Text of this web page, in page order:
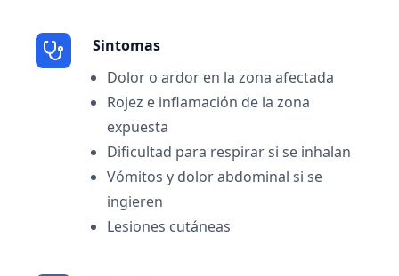
Sintomas
Dolor o ardor en la zona afectada
Rojez e inflamación de la zona
expuesta
Dificultad para respirar si se inhalan
Vómitos y dolor abdominal si se
ingieren
Lesiones cutáneas